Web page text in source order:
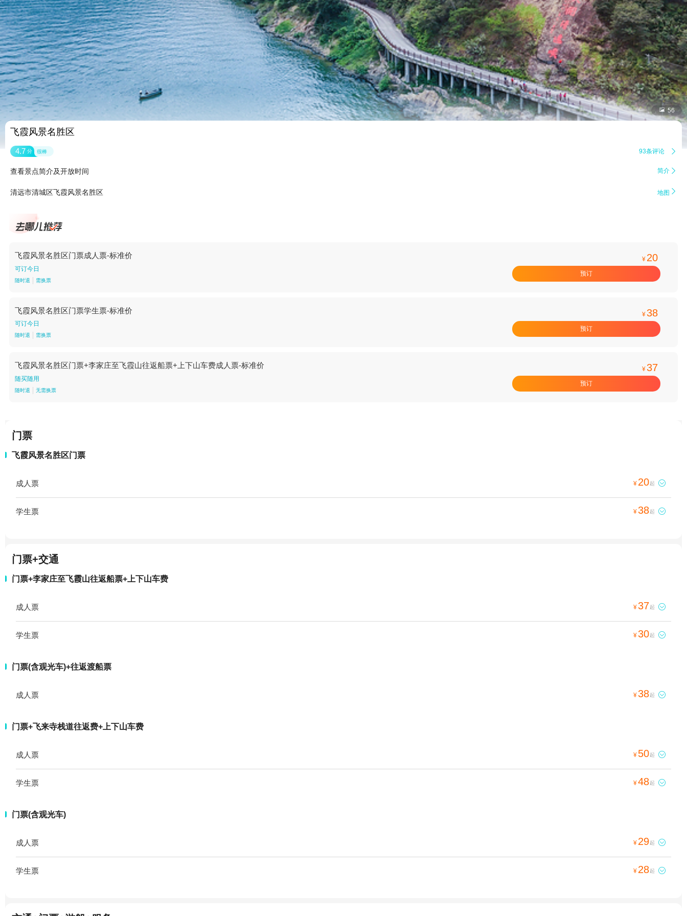
 56
飞霞风景名胜区
4.7 分 很棒 93条评论 
查看景点简介及开放时间 简介 
清远市清城区飞霞风景名胜区 地图 
飞霞风景名胜区门票成人票-标准价
可订今日
随时退 需换票
¥ 20
预订
飞霞风景名胜区门票学生票-标准价
可订今日
随时退 需换票
¥38
预订
飞霞风景名胜区门票+李家庄至飞霞山往返船票+上下山车费成人票-标准价
随买随用
随时退 无需换票
¥37
预订
门票
飞霞风景名胜区门票
成人票 ¥ 20起 
学生票 ¥38起 
门票+交通
门票+李家庄至飞霞山往返船票+上下山车费
成人票 ¥37起 
学生票 ¥30起 
门票(含观光车)+往返渡船票
成人票 ¥38起 
门票+飞来寺栈道往返费+上下山车费
成人票 ¥ 50起 
学生票 ¥48起 
门票(含观光车)
成人票 ¥ 29起 
学生票 ¥ 28起 